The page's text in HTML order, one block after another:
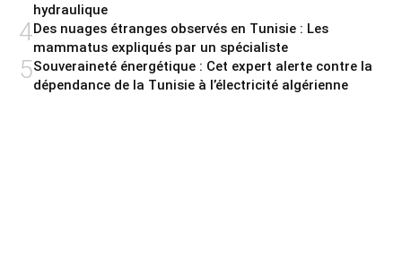
hydraulique
4Des nuages étranges observés en Tunisie : Les
mammatus expliqués par un spécialiste
5Souveraineté énergétique : Cet expert alerte contre la
dépendance de la Tunisie à l’électricité algérienne